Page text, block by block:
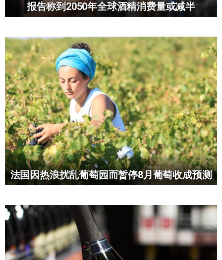
报告称到2050年全球酒精消费量或减半
法国因热浪扰乱葡萄园而暂停8月葡萄收成预测